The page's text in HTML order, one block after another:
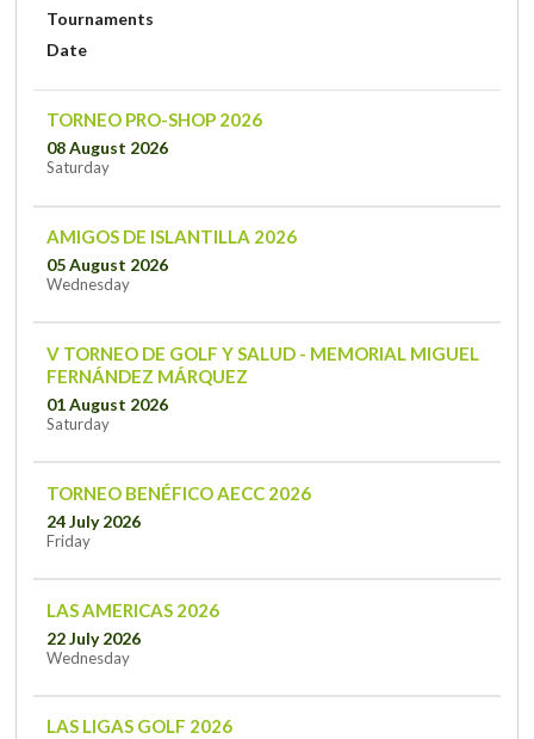
Tournaments
Date
TORNEO PRO-SHOP 2026
08 August 2026
Saturday
AMIGOS DE ISLANTILLA 2026
05 August 2026
Wednesday
V TORNEO DE GOLF Y SALUD - MEMORIAL MIGUEL
FERNÁNDEZ MÁRQUEZ
01 August 2026
Saturday
TORNEO BENÉFICO AECC 2026
24 July 2026
Friday
LAS AMERICAS 2026
22 July 2026
Wednesday
LAS LIGAS GOLF 2026